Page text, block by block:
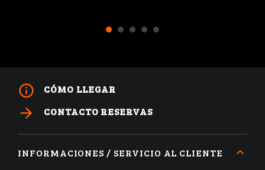
1 2 3 4 5
info_outline CÓMO LLEGAR
arrow_forward CONTACTO RESERVAS
INFORMACIONES / SERVICIO AL CLIENTE